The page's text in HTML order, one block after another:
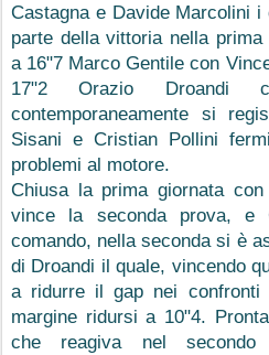
Castagna e Davide Marcolini
parte della vittoria nella
a 16"7 Marco Gentile con
17"2 Orazio Droandi
contemporaneamente si
Sisani e Cristian Pollini
problemi al motore.
Chiusa la prima giornata
vince la seconda prova, e
comando, nella seconda si è
di Droandi il quale, vincendo
a ridurre il gap nei confronti
margine ridursi a 10"4.
che reagiva nel secondo